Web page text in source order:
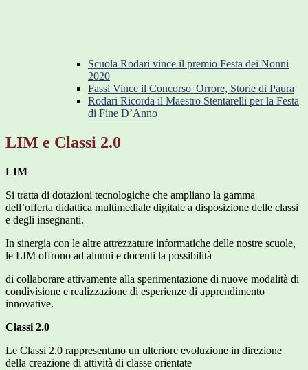
Scuola Rodari vince il premio Festa dei Nonni
2020
Fassi Vince il Concorso 'Orrore, Storie di Paura
Rodari Ricorda il Maestro Stentarelli per la Festa
di Fine D’Anno
LIM e Classi 2.0
LIM
Si tratta di dotazioni tecnologiche che ampliano la gamma
dell’offerta didattica multimediale digitale a disposizione delle classi
e degli insegnanti.
In sinergia con le altre attrezzature informatiche delle nostre scuole,
le LIM offrono ad alunni e docenti la possibilità
di collaborare attivamente alla sperimentazione di nuove modalità di
condivisione e realizzazione di esperienze di apprendimento
innovative.
Classi 2.0
Le Classi 2.0 rappresentano un ulteriore evoluzione in direzione
della creazione di attività di classe orientate